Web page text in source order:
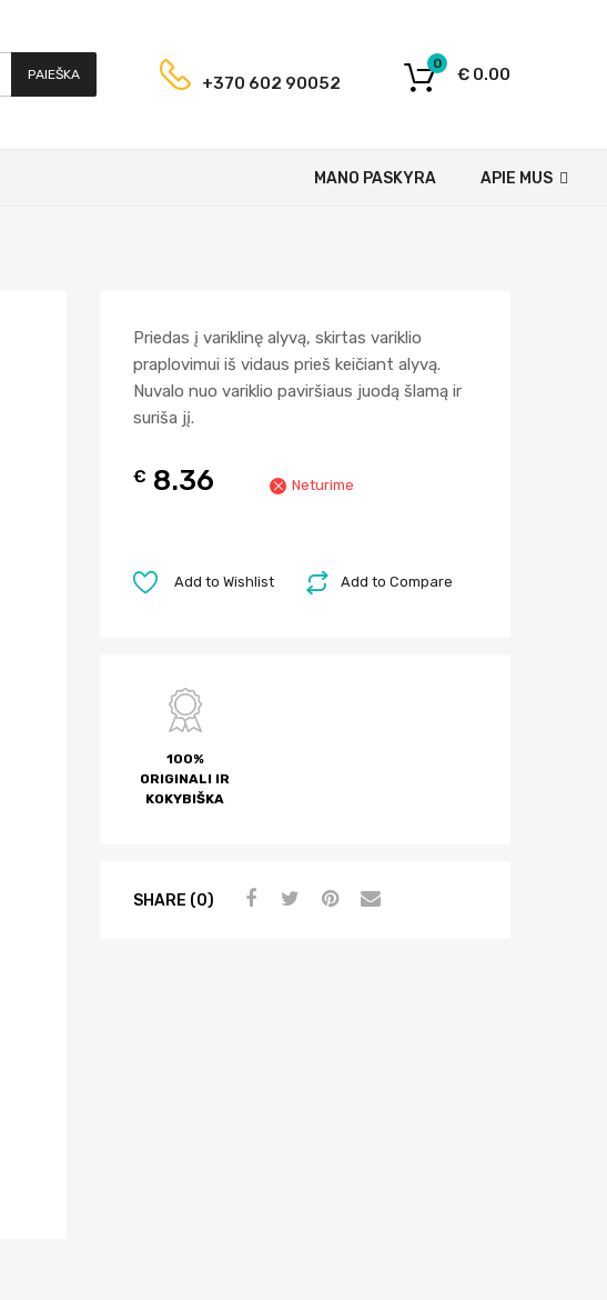
PAIEŠKA +370 602 90052 € 0.00
0
APIE MUS
MANO PASKYRA
Priedas į variklinę alyvą, skirtas variklio
praplovimui iš vidaus prieš keičiant alyvą.
Nuvalo nuo variklio paviršiaus juodą šlamą ir
suriša jį.
€ 8.36 Neturime
Add to Compare
Add to Wishlist
100%
ORIGINALI IR
KOKYBIŠKA
SHARE (0)